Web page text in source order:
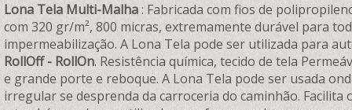
Lona Tela Multi-Malha: Fabricada com fios de
com 320 gr/m², 800 micras, extremamente durável para
impermeabilização. A Lona Tela pode ser utilizada para
RollOff - RollOn. Resistência química, tecido de tela
e grande porte e reboque. A Lona Tela pode ser usada
irregular se desprenda da carroceria do caminhão.